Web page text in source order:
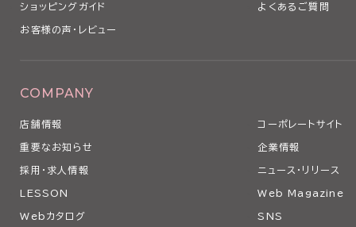
ショッピングガイド よくあるご質問
お客様の声・レビュー
COMPANY
店舗情報 コーポレートサイト
重要なお知らせ 企業情報
採用・求人情報 ニュース・リリース
LESSON Web Magazine
Webカタログ SNS